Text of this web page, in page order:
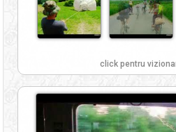
click pentru